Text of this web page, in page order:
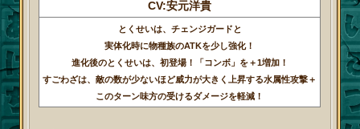
CV:安元洋貴
とくせいは、チェンジガードと
実体化時に物種族のATKを少し強化！
進化後のとくせいは、初登場！「コンボ」を＋1増加！
すごわざは、敵の数が少ないほど威力が大きく上昇する水属性攻撃＋
このターン味方の受けるダメージを軽減！